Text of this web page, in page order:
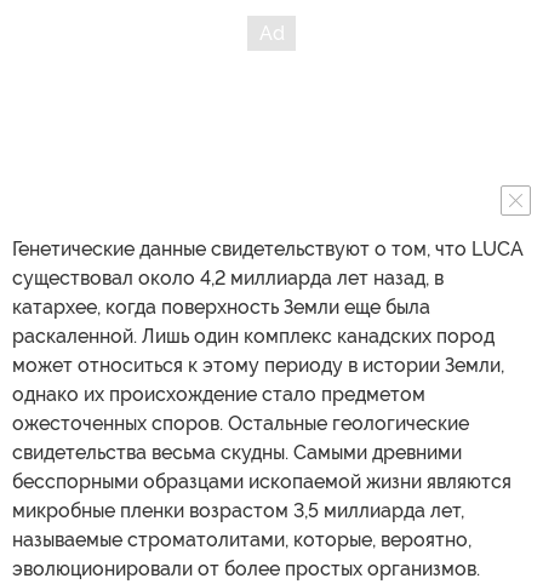
Генетические данные свидетельствуют о том, что LUCA
существовал около 4,2 миллиарда лет назад, в
катархее, когда поверхность Земли еще была
раскаленной. Лишь один комплекс канадских пород
может относиться к этому периоду в истории Земли,
однако их происхождение стало предметом
ожесточенных споров. Остальные геологические
свидетельства весьма скудны. Самыми древними
бесспорными образцами ископаемой жизни являются
микробные пленки возрастом 3,5 миллиарда лет,
называемые строматолитами, которые, вероятно,
эволюционировали от более простых организмов.